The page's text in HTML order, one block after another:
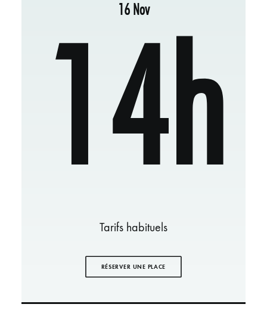
16 Nov
14h
Tarifs habituels
RÉSERVER UNE PLACE